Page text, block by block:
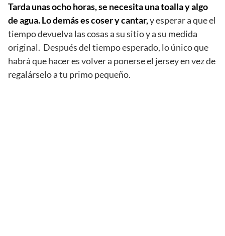
Tarda unas ocho horas, se necesita una toalla y algo
de agua. Lo demás es coser y cantar,y esperar a que el
tiempo devuelva las cosas a su sitio y a su medida
original. Después del tiempo esperado, lo único que
habrá que hacer es volver a ponerse el jersey en vez de
regalárselo a tu primo pequeño.